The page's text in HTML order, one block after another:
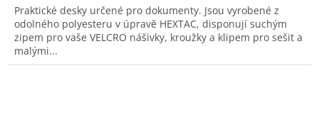
Praktické desky určené pro dokumenty. Jsou vyrobené z
odolného polyesteru v úpravě HEXTAC, disponují suchým
zipem pro vaše VELCRO nášivky, kroužky a klipem pro sešit a
malými...